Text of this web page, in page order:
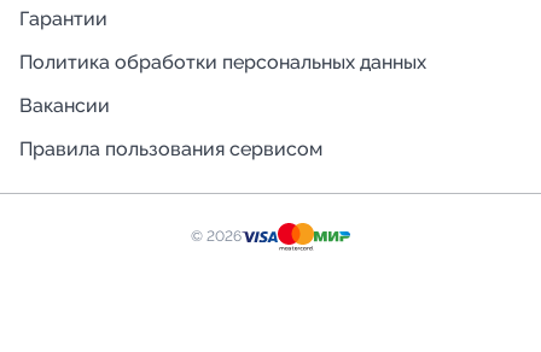
Гарантии
Политика обработки персональных данных
Вакансии
Правила пользования сервисом
© 2026